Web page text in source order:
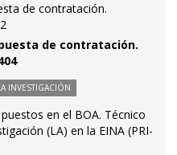
de contratación.
de contratación.
INVESTIGACIÓN
en el BOA. Técnico
(LA) en la EINA (PRI-